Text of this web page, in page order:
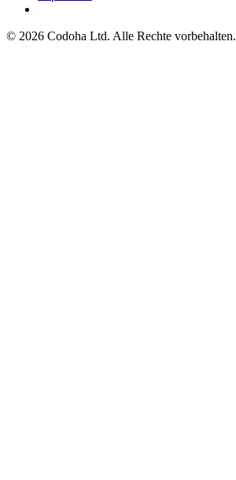
© 2026 Codoha Ltd. Alle Rechte vorbehalten.